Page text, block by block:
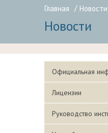
Главная Новости
Новости
Официальная
Лицензии
Руководство